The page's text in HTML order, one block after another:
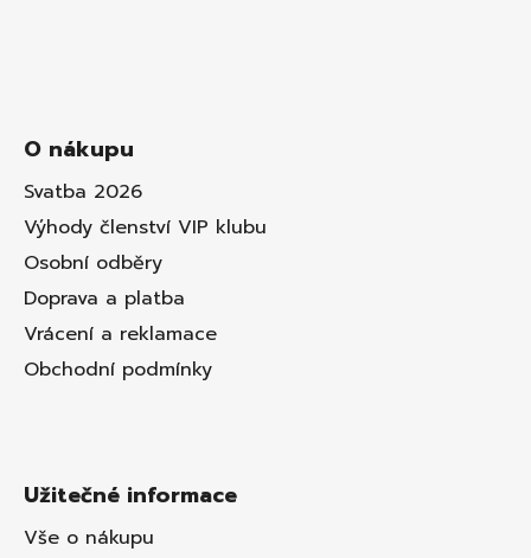
O nákupu
Svatba 2026
Výhody členství VIP klubu
Osobní odběry
Doprava a platba
Vrácení a reklamace
Obchodní podmínky
Užitečné informace
Vše o nákupu